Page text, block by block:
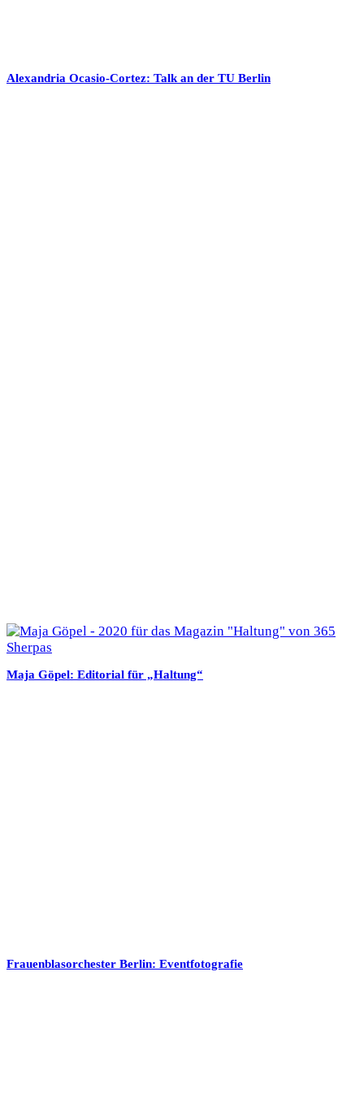
Alexandria Ocasio-Cortez: Talk an der TU Berlin
Maja Göpel: Editorial für „Haltung“
Frauenblasorchester Berlin: Eventfotografie